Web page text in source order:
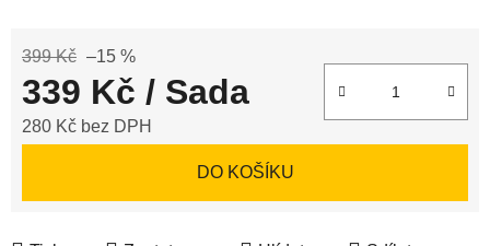
399 Kč –15 %
339 Kč / Sada
280 Kč bez DPH
DO KOŠÍKU